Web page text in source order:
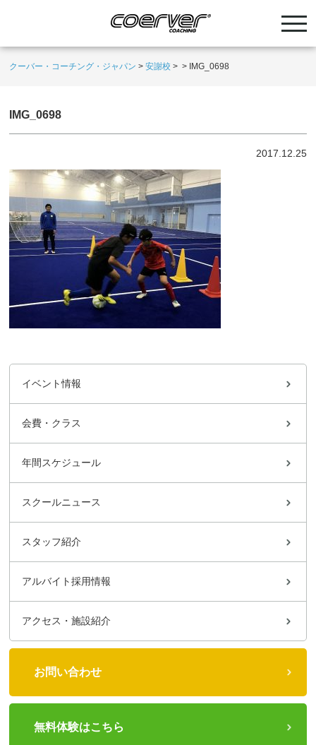
クーバー・コーチング・ジャパン >安謝校 > > IMG_0698
IMG_0698
2017.12.25
イベント情報
会費・クラス
年間スケジュール
スクールニュース
スタッフ紹介
アルバイト採用情報
アクセス・施設紹介
お問い合わせ
無料体験はこちら